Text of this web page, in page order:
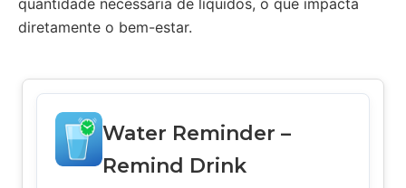
quantidade necessária de líquidos, o que impacta
diretamente o bem-estar.
Water Reminder –
Remind Drink